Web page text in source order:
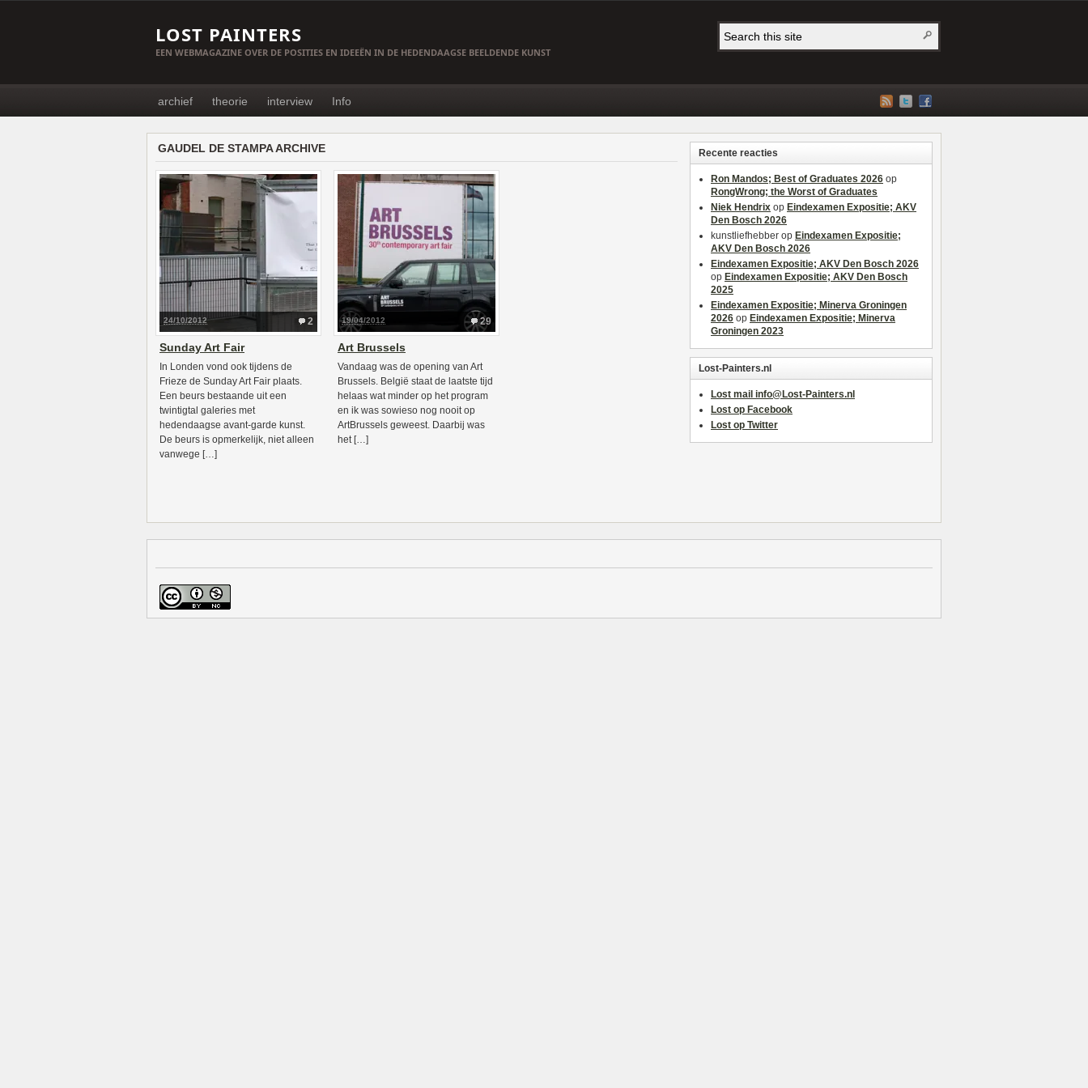
LOST PAINTERS
EEN WEBMAGAZINE OVER DE POSITIES EN IDEEËN IN DE HEDENDAAGSE BEELDENDE KUNST
archief theorie interview Info
GAUDEL DE STAMPA ARCHIVE
2
24/10/2012
Sunday Art Fair
In Londen vond ook tijdens de
Frieze de Sunday Art Fair plaats.
Een beurs bestaande uit een
twintigtal galeries met
hedendaagse avant-garde kunst.
De beurs is opmerkelijk, niet alleen
vanwege […]
29
19/04/2012
Art Brussels
Vandaag was de opening van Art
Brussels. België staat de laatste tijd
helaas wat minder op het program
en ik was sowieso nog nooit op
ArtBrussels geweest. Daarbij was
het […]
Recente reacties
Ron Mandos; Best of Graduates 2026 op
RongWrong; the Worst of Graduates
Niek Hendrix op Eindexamen Expositie; AKV
Den Bosch 2026
kunstliefhebber op Eindexamen Expositie;
AKV Den Bosch 2026
Eindexamen Expositie; AKV Den Bosch 2026
op Eindexamen Expositie; AKV Den Bosch
2025
Eindexamen Expositie; Minerva Groningen
2026 op Eindexamen Expositie; Minerva
Groningen 2023
Lost-Painters.nl
Lost mail info@Lost-Painters.nl
Lost op Facebook
Lost op Twitter